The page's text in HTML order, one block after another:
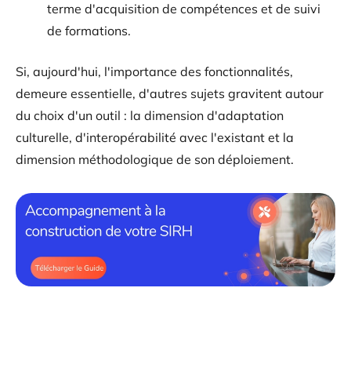
terme d'acquisition de compétences et de suivi
de formations.
Si, aujourd'hui, l'importance des fonctionnalités,
demeure essentielle, d'autres sujets gravitent autour
du choix d'un outil : la dimension d'adaptation
culturelle, d'interopérabilité avec l'existant et la
dimension méthodologique de son déploiement.